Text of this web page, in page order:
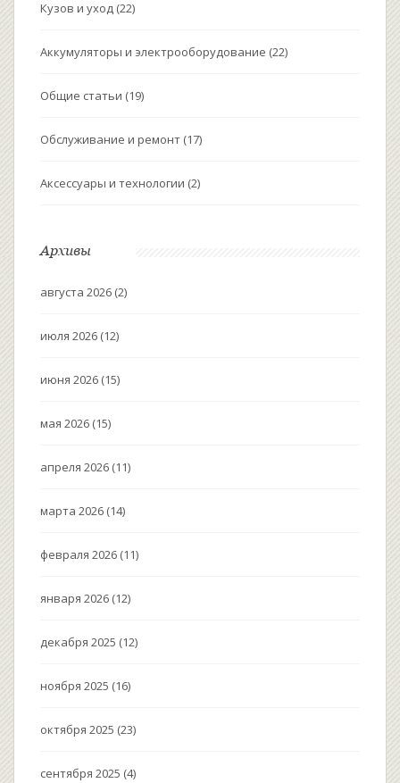
Кузов и уход (22)
Аккумуляторы и электрооборудование (22)
Общие статьи (19)
Обслуживание и ремонт (17)
Аксессуары и технологии (2)
Архивы
августа 2026 (2)
июля 2026 (12)
июня 2026 (15)
мая 2026 (15)
апреля 2026 (11)
марта 2026 (14)
февраля 2026 (11)
января 2026 (12)
декабря 2025 (12)
ноября 2025 (16)
октября 2025 (23)
сентября 2025 (4)